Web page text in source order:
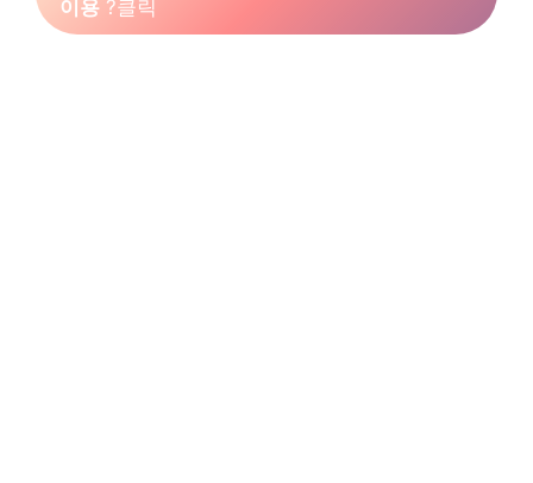
이용 ?클릭